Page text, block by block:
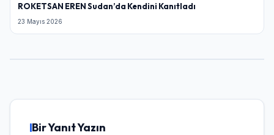
ROKETSAN EREN Sudan’da Kendini Kanıtladı
23 Mayıs 2026
Bir Yanıt Yazın